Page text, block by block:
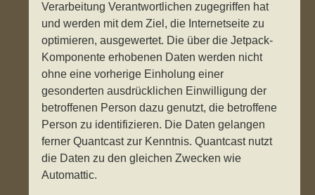
Verarbeitung Verantwortlichen zugegriffen hat
und werden mit dem Ziel, die Internetseite zu
optimieren, ausgewertet. Die über die Jetpack-
Komponente erhobenen Daten werden nicht
ohne eine vorherige Einholung einer
gesonderten ausdrücklichen Einwilligung der
betroffenen Person dazu genutzt, die betroffene
Person zu identifizieren. Die Daten gelangen
ferner Quantcast zur Kenntnis. Quantcast nutzt
die Daten zu den gleichen Zwecken wie
Automattic.